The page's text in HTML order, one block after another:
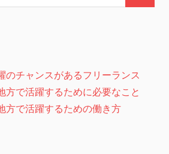
のチャンスがあるフリーランス
方で活躍するために必要なこと
方で活躍するための働き方